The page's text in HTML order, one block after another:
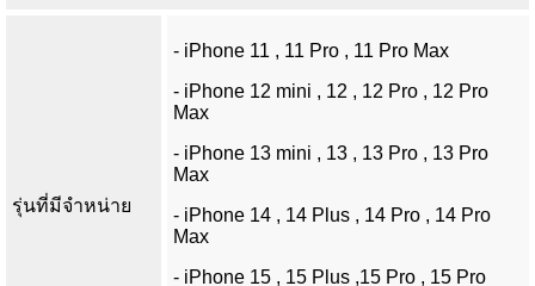
รุ่นที่มีจำหน่าย
- iPhone 11 , 11 Pro , 11 Pro Max
- iPhone 12 mini , 12 , 12 Pro , 12 Pro
Max
- iPhone 13 mini , 13 , 13 Pro , 13 Pro
Max
- iPhone 14 , 14 Plus , 14 Pro , 14 Pro
Max
- iPhone 15 , 15 Plus ,15 Pro , 15 Pro